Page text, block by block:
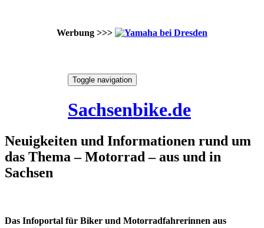
Werbung >>>
Toggle navigation
Sachsenbike.de
Neuigkeiten und Informationen rund um
das Thema – Motorrad – aus und in
Sachsen
Das Infoportal für Biker und Motorradfahrerinnen aus